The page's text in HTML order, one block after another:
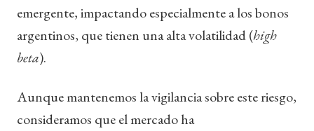
emergente, impactando especialmente a los bonos
argentinos, que tienen una alta volatilidad (high
beta).
Aunque mantenemos la vigilancia sobre este riesgo,
consideramos que el mercado ha